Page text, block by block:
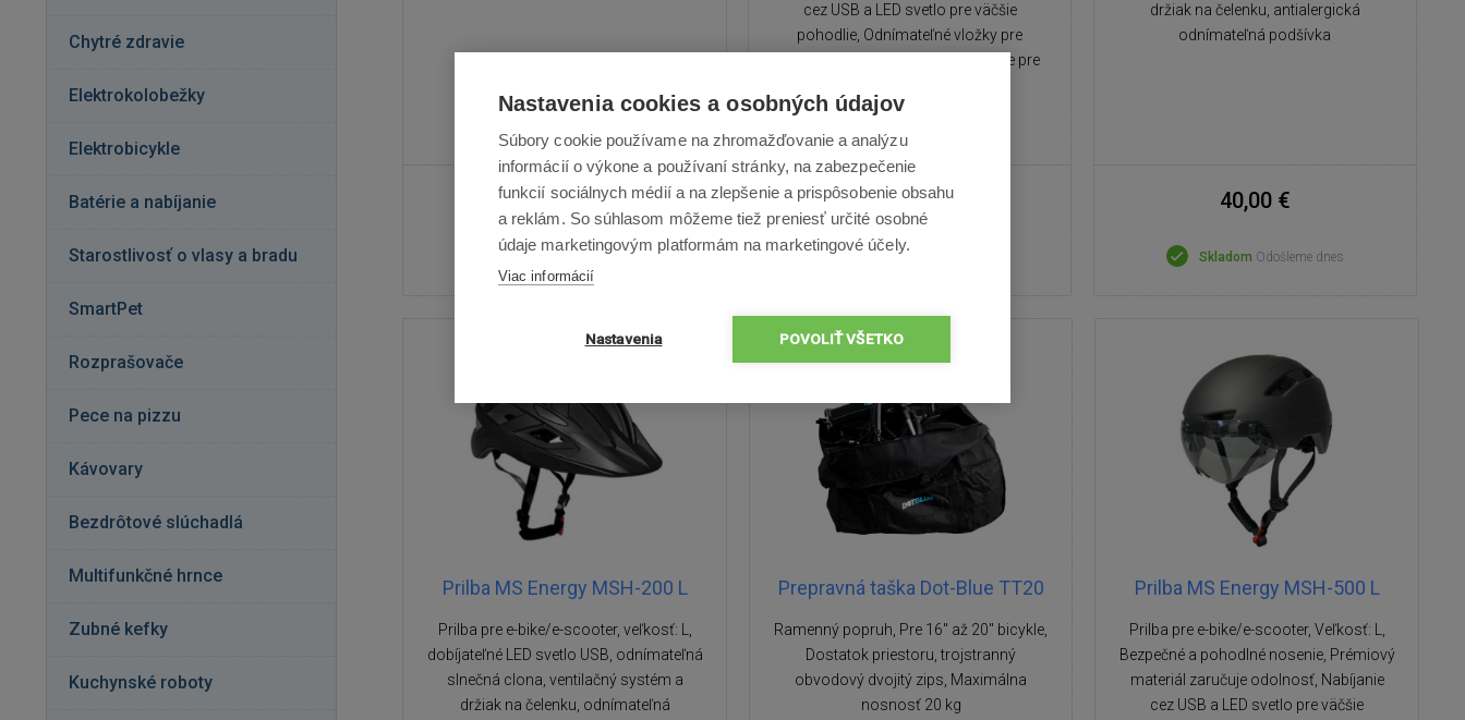
24,50 €
Skladom Odošleme dnes
cez USB a LED svetlo pre väčšie
pohodlie, Odnímateľné vložky pre
jednoduchú údržbu, Dvoje okuliare pre
63,00 €
Skladom
držiak na čelenku, antialergická
odnímateľná podšívka
40,00 €
Skladom Odošleme dnes
Prilba MS Energy MSH-200 L
Prilba pre e-bike/e-scooter, veľkosť: L,
dobíjateľné LED svetlo USB, odnímateľná
slnečná clona, ventilačný systém a
držiak na čelenku, odnímateľná
Prepravná taška Dot-Blue TT20
Ramenný popruh, Pre 16" až 20" bicykle,
Dostatok priestoru, trojstranný
obvodový dvojitý zips, Maximálna
nosnosť 20 kg
Prilba MS Energy MSH-500 L
Prilba pre e-bike/e-scooter, Veľkosť: L,
Bezpečné a pohodlné nosenie, Prémiový
materiál zaručuje odolnosť, Nabíjanie
cez USB a LED svetlo pre väčšie
Chytré zdravie
Elektrokolobežky
Elektrobicykle
Batérie a nabíjanie
Starostlivosť o vlasy a bradu
SmartPet
Rozprašovače
Pece na pizzu
Kávovary
Bezdrôtové slúchadlá
Multifunkčné hrnce
Zubné kefky
Kuchynské roboty
Nastavenia cookies a osobných údajov
Súbory cookie používame na zhromažďovanie a analýzu
informácií o výkone a používaní stránky, na zabezpečenie
funkcií sociálnych médií a na zlepšenie a prispôsobenie obsahu
a reklám. So súhlasom môžeme tiež preniesť určité osobné
údaje marketingovým platformám na marketingové účely.
Viac informácií
Nastavenia POVOLIŤ VŠETKO